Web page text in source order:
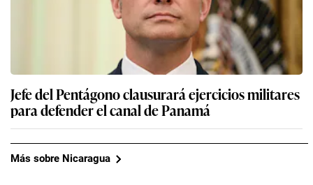
Jefe del Pentágono clausurará ejercicios militares
para defender el canal de Panamá
Más sobre Nicaragua